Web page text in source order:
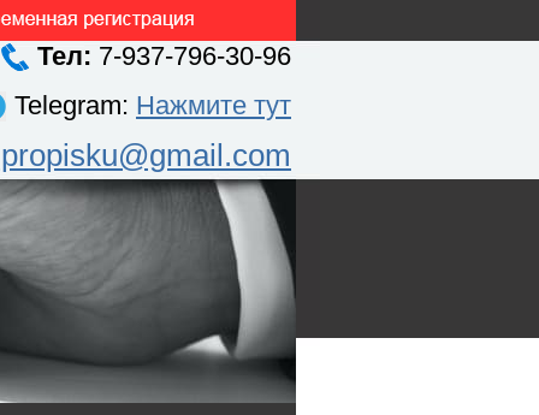
Тел: 7-937-796-30-96
Telegram: Нажмите тут